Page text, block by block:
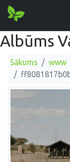
Albūms
Sākums www